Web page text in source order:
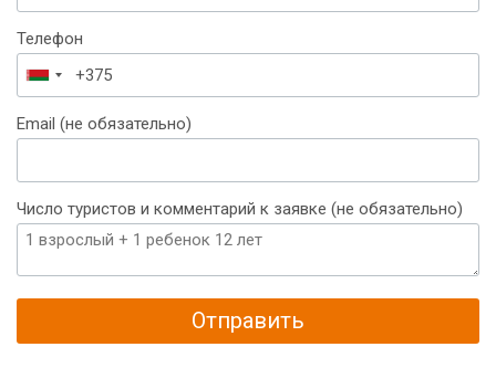
Телефон
Беларусь
+375
Email (не обязательно)
Число туристов и комментарий к заявке (не обязательно)
Отправить